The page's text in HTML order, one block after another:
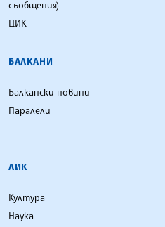
съобщения)
ЦИК
БАЛКАНИ
Балкански новини
Паралели
ЛИК
Култура
Наука